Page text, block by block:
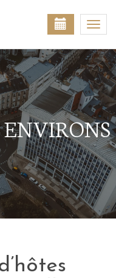
ENVIRONS